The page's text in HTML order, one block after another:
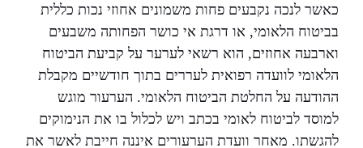
כאשר לנכה נקבעים פחות משמונים אחוזי נכות כללית
בביטוח הלאומי, או דרגת אי כושר הפחותה משבעים
וארבעה אחוזים, הוא רשאי לערער על קביעת הביטוח
הלאומי לוועדה רפואית לעררים בתוך חודשיים מקבלת
ההודעה על החלטת הביטוח הלאומי. הערעור מוגש
למוסד לביטוח לאומי בכתב ויש לכלול בו את הנימוקים
להגשתו. מאחר וועדת הערעורים איננה חייבת לאשר את